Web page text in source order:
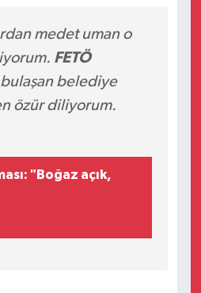
medet uman o
FETÖ
belediye
özür diliyorum.
"Boğaz açık,